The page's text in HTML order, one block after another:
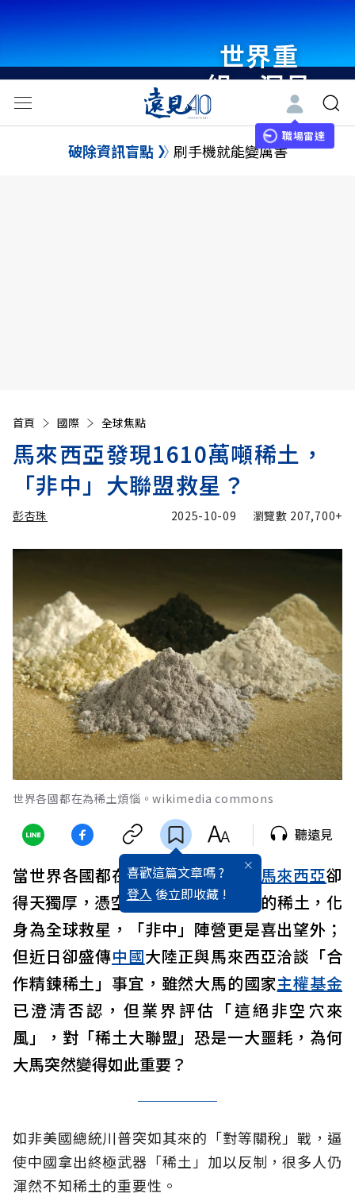
世界重
組・洞見
未來 與
世界領袖
職場雷達
破除資訊盲點 刷手機就能變厲害
首頁 國際 全球焦點
馬來西亞發現1610萬噸稀土，
「非中」大聯盟救星？
彭杏珠 2025-10-09 瀏覽數 207,700+
世界各國都在為稀土煩惱。wikimedia commons
喜歡這篇文章嗎 ?
登入 後立即收藏 !
聽遠見
當世界各國都在為稀土煩惱之際， 馬來西亞卻
得天獨厚，憑空從天而降1610萬噸的稀土，化
身為全球救星，「非中」陣營更是喜出望外；
但近日卻盛傳中國大陸正與馬來西亞洽談「合
作精鍊稀土」事宜，雖然大馬的國家主權基金
已澄清否認，但業界評估「這絕非空穴來
風」，對「稀土大聯盟」恐是一大噩耗，為何
大馬突然變得如此重要？
如非美國總統川普突如其來的「對等關稅」戰，逼
使中國拿出終極武器「稀土」加以反制，很多人仍
渾然不知稀土的重要性。